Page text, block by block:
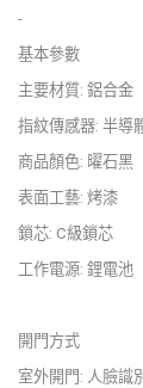
-
基本參數
主要材質: 鋁合金
指紋傳感器: 半導
商品顏色: 曜石黑
表面工藝: 烤漆
鎖芯: C級鎖芯
工作電源: 鋰電池
開門方式
室外開門: 人臉識